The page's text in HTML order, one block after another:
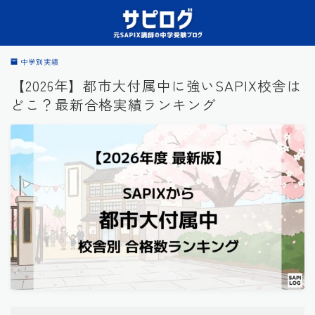
中学別実績
【2026年】都市大付属中に強いSAPIX校舎は
どこ？最新合格実績ランキング